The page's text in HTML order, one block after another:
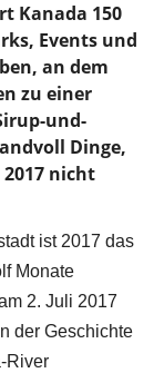
Kanada 150
Events und
an dem
zu einer
und-
Dinge,
nicht
ist 2017 das
Monate
2. Juli 2017
der Geschichte
River